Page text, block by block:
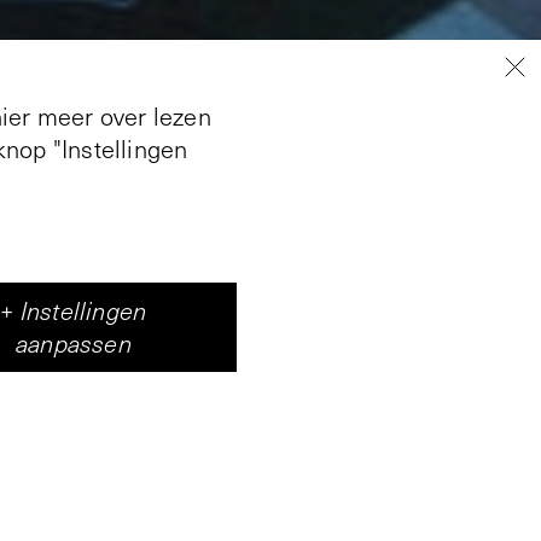
meer over lezen
"Instellingen
+ Instellingen
aanpassen
in de
geëxposeerde